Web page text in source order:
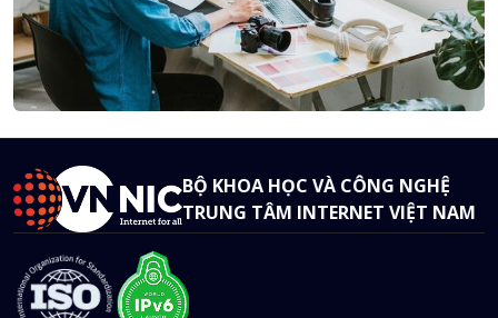
BỘ KHOA HỌC VÀ CÔNG NGHỆ
TRUNG TÂM INTERNET VIỆT NAM